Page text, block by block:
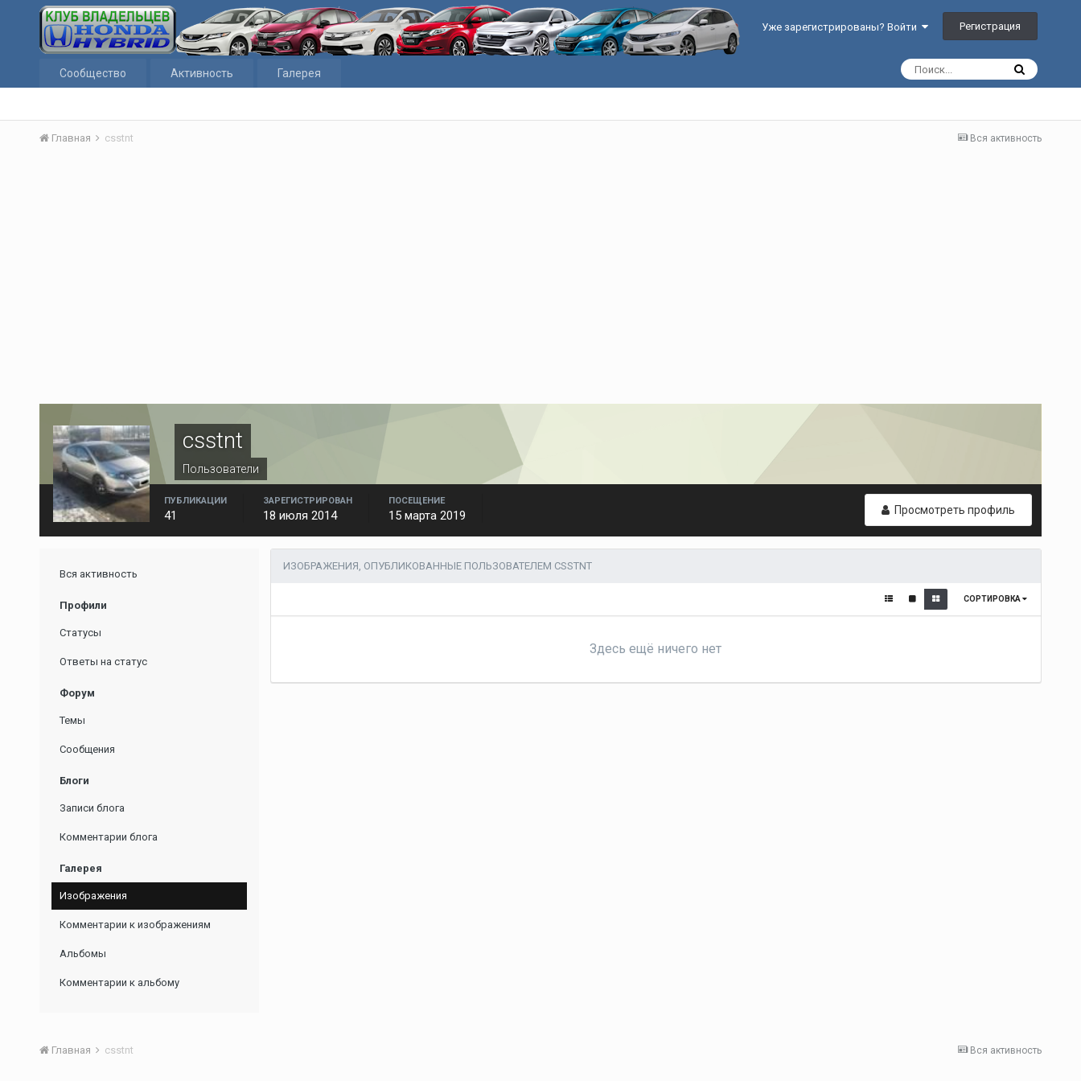
Уже зарегистрированы? Войти Регистрация
Сообщество Активность Галерея
Вся активность
Главная csstnt
csstnt
Пользователи
Просмотреть профиль
ПУБЛИКАЦИИ
41
ЗАРЕГИСТРИРОВАН
18 июля 2014
ПОСЕЩЕНИЕ
15 марта 2019
Вся активность
Профили
Статусы
Ответы на статус
Форум
Темы
Сообщения
Блоги
Записи блога
Комментарии блога
Галерея
Изображения
Комментарии к изображениям
Альбомы
Комментарии к альбому
ИЗОБРАЖЕНИЯ, ОПУБЛИКОВАННЫЕ ПОЛЬЗОВАТЕЛЕМ CSSTNT
СОРТИРОВКА
Здесь ещё ничего нет
Вся активность
Главная csstnt